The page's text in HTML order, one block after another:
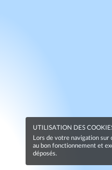
UTILISATION DES
Lors de votre navigation sur
au bon fonctionnement et
déposés.